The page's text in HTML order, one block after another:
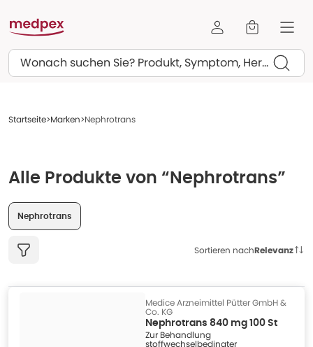
Suchen
Startseite Marken Nephrotrans
Alle Produkte von “Nephrotrans”
Nephrotrans
Sortieren nachRelevanz
Medice Arzneimittel Pütter GmbH &
Co. KG
Nephrotrans 840 mg 100 St
Zur Behandlung
stoffwechselbedingter